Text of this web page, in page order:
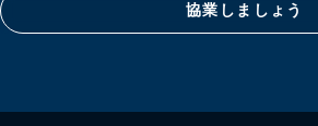
協業しましょう